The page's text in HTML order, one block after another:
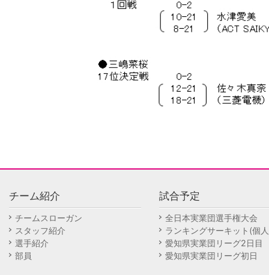
チーム紹介
チームスローガン
スタッフ紹介
選手紹介
部員
試合予定
全日本実業団選手権大会
ランキングサーキット(個
愛知県実業団リーグ2日目
愛知県実業団リーグ初日